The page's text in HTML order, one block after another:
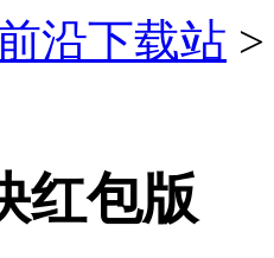
沿下载站
红包版